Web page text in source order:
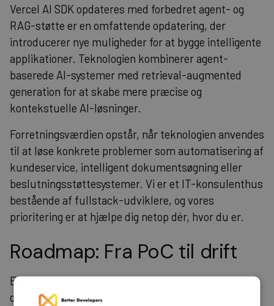
Vercel AI SDK opdateres med forbedret agent- og
RAG-støtte er en omfattende opdatering, der
introducerer nye muligheder for at bygge intelligente
applikationer. Teknologien kombinerer agent-
baserede AI-systemer med retrieval-augmented
generation for at skabe mere præcise og
kontekstuelle AI-løsninger.
Forretningsværdien opstår, når teknologien anvendes
til at løse konkrete problemer som automatisering af
kundeservice, intelligent dokumentsøgning eller
beslutningsstøttesystemer. Vi er et IT-konsulenthus
bestående af fullstack-udviklere, og vores
prioritering er at hjælpe dig netop dér, hvor du er.
Roadmap: Fra PoC til drift
En succesfuld implementering af Vercel AI SDK
opdateres med forbedret agent- og RAG-støtte